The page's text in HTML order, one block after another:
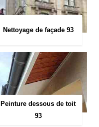
Nettoyage de façade 93
Peinture dessous de toit
93